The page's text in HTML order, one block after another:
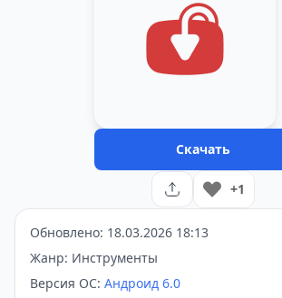
Скачать
+1
Обновлено: 18.03.2026 18:13
Жанр: Инструменты
Версия ОС: Андроид 6.0